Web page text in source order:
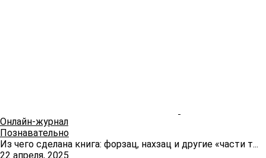
Онлайн-журнал
Познавательно
Из чего сделана книга: форзац, нахзац и другие «части т...
22 апреля, 2025